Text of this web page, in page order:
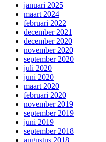
januari 2025
maart 2024
februari 2022
december 2021
december 2020
november 2020
september 2020
juli 2020
juni 2020
maart 2020
februari 2020
november 2019
september 2019
juni 2019
september 2018
augustus 2018